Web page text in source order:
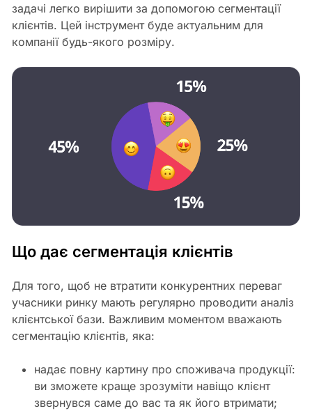
задачі легко вирішити за допомогою сегментації
клієнтів. Цей інструмент буде актуальним для
компанії будь-якого розміру.
Що дає сегментація клієнтів
Для того, щоб не втратити конкурентних переваг
учасники ринку мають регулярно проводити аналіз
клієнтської бази. Важливим моментом вважають
сегментацію клієнтів, яка:
надає повну картину про споживача продукції:
ви зможете краще зрозуміти навіщо клієнт
звернувся саме до вас та як його втримати;